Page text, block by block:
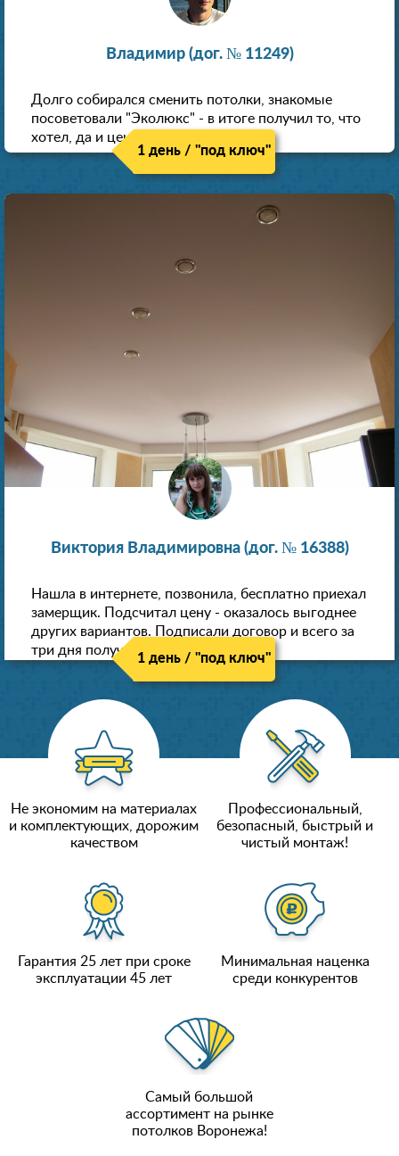
Владимир (дог. № 11249)
Долго собирался сменить потолки, знакомые
посоветовали "Эколюкс" - в итоге получил то, что
хотел, да и цена нормальная.
1 день / "под ключ"
Виктория Владимировна (дог. № 16388)
Нашла в интернете, позвонила, бесплатно приехал
замерщик. Подсчитал цену - оказалось выгоднее
других вариантов. Подписали договор и всего за
три дня получили новые потолки!
1 день / "под ключ"
Не экономим на материалах
и комплектующих, дорожим
качеством
Профессиональный,
безопасный, быстрый и
чистый монтаж!
Гарантия 25 лет при сроке
эксплуатации 45 лет
Минимальная наценка
среди конкурентов
Самый большой
ассортимент на рынке
потолков Воронежа!